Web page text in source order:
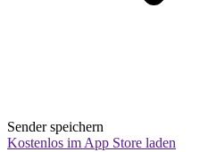
Sender speichern
Kostenlos im App Store laden